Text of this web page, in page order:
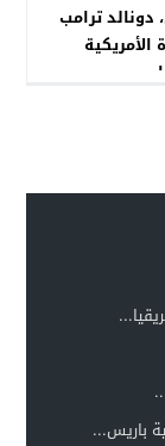
ترامب
باريس...